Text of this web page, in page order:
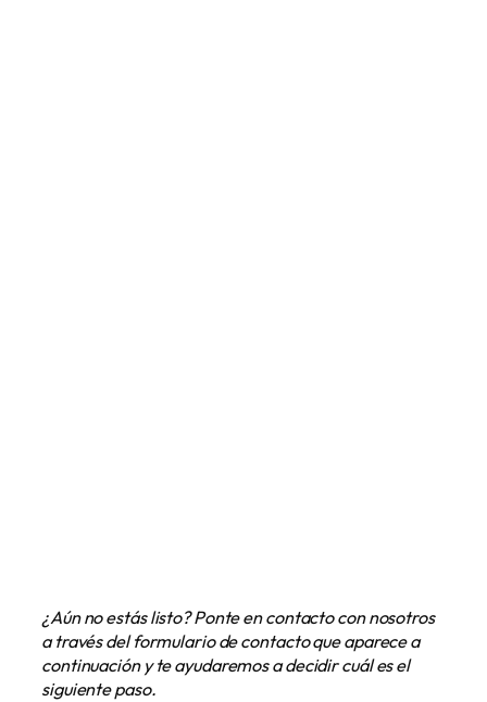
¿Aún no estás listo? Ponte en contacto con nosotros
a través del formulario de contacto que aparece a
continuación y te ayudaremos a decidir cuál es el
siguiente paso.